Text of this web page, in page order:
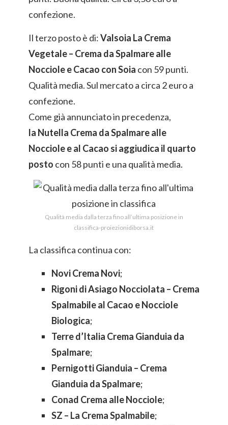
confezione.
Il terzo posto è di:Valsoia La Crema
Vegetale – Crema da Spalmare alle
Nocciole e Cacao con Soia con 59 punti.
Qualità media. Sul mercato a circa 2 euro a
confezione.
Come già annunciato in precedenza,
la Nutella Crema da Spalmare alle
Nocciole e al Cacao si aggiudica il quarto
posto con 58 punti e una qualità media.
Qualità media dalla terza fino all’ultima posizione in
classifica-proiezionidiborsa.it
La classifica continua con:
Novi Crema Novi;
Rigoni di Asiago Nocciolata – Crema
Spalmabile al Cacao e Nocciole
Biologica;
Terre d’Italia Crema Gianduia da
Spalmare;
Pernigotti Gianduia – Crema
Gianduia da Spalmare;
Conad Crema alle Nocciole;
SZ – La Crema Spalmabile;